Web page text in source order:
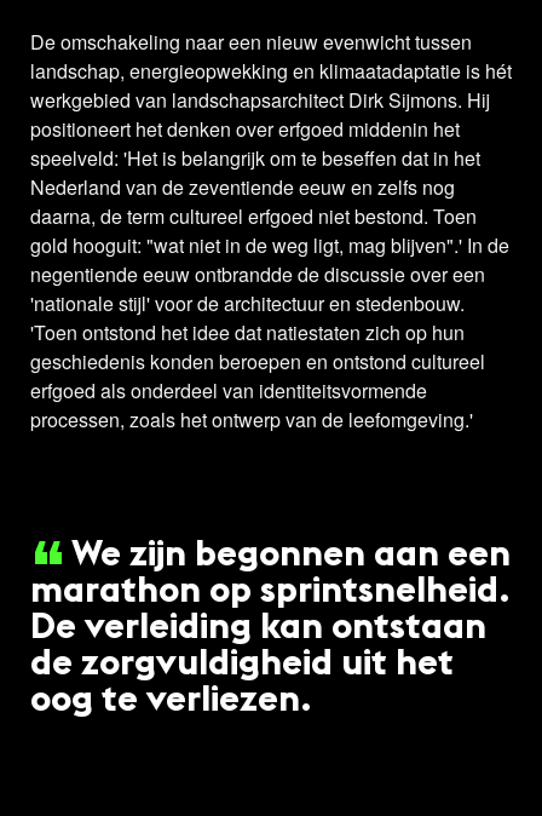
De omschakeling naar een nieuw evenwicht tussen
landschap, energieopwekking en klimaatadaptatie is hét
werkgebied van landschapsarchitect Dirk Sijmons. Hij
positioneert het denken over erfgoed middenin het
speelveld: 'Het is belangrijk om te beseffen dat in het
Nederland van de zeventiende eeuw en zelfs nog
daarna, de term cultureel erfgoed niet bestond. Toen
gold hooguit: "wat niet in de weg ligt, mag blijven".' In de
negentiende eeuw ontbrandde de discussie over een
'nationale stijl' voor de architectuur en stedenbouw.
'Toen ontstond het idee dat natiestaten zich op hun
geschiedenis konden beroepen en ontstond cultureel
erfgoed als onderdeel van identiteitsvormende
processen, zoals het ontwerp van de leefomgeving.'
We zijn begonnen aan een
marathon op sprintsnelheid.
De verleiding kan ontstaan
de zorgvuldigheid uit het
oog te verliezen.